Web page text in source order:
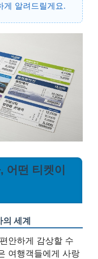
게 알려드릴게요.
어떤 티켓이
세계
안하게 감상할 수
여행객들에게 사랑